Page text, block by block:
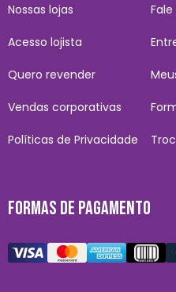
Nossas lojas
Acesso lojista
Quero revender
Vendas corporativas
Políticas de Privacidade
FORMAS DE PAGAMENTO